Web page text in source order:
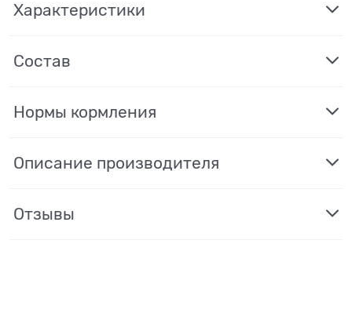
Характеристики
Состав
Нормы кормления
Описание производителя
Отзывы